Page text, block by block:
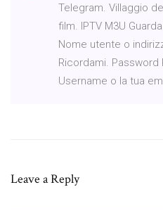
Telegram. Villaggio
film. IPTV M3U
Nome utente o
Ricordami. Password
Username o la tua
Leave a Reply